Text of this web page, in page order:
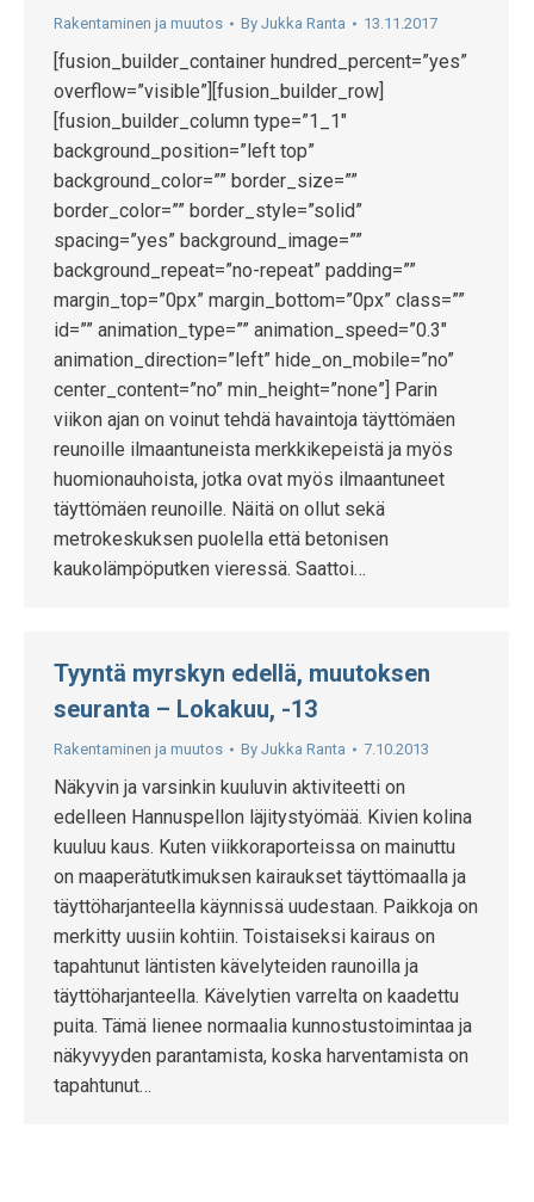
Rakentaminen ja muutos By Jukka Ranta 13.11.2017
[fusion_builder_container hundred_percent=”yes”
overflow=”visible”][fusion_builder_row]
[fusion_builder_column type=”1_1″
background_position=”left top”
background_color=”” border_size=””
border_color=”” border_style=”solid”
spacing=”yes” background_image=””
background_repeat=”no-repeat” padding=””
margin_top=”0px” margin_bottom=”0px” class=””
id=”” animation_type=”” animation_speed=”0.3″
animation_direction=”left” hide_on_mobile=”no”
center_content=”no” min_height=”none”] Parin
viikon ajan on voinut tehdä havaintoja täyttömäen
reunoille ilmaantuneista merkkikepeistä ja myös
huomionauhoista, jotka ovat myös ilmaantuneet
täyttömäen reunoille. Näitä on ollut sekä
metrokeskuksen puolella että betonisen
kaukolämpöputken vieressä. Saattoi…
Tyyntä myrskyn edellä, muutoksen
seuranta – Lokakuu, -13
Rakentaminen ja muutos By Jukka Ranta 7.10.2013
Näkyvin ja varsinkin kuuluvin aktiviteetti on
edelleen Hannuspellon läjitystyömää. Kivien kolina
kuuluu kaus. Kuten viikkoraporteissa on mainuttu
on maaperätutkimuksen kairaukset täyttömaalla ja
täyttöharjanteella käynnissä uudestaan. Paikkoja on
merkitty uusiin kohtiin. Toistaiseksi kairaus on
tapahtunut läntisten kävelyteiden raunoilla ja
täyttöharjanteella. Kävelytien varrelta on kaadettu
puita. Tämä lienee normaalia kunnostustoimintaa ja
näkyvyyden parantamista, koska harventamista on
tapahtunut…